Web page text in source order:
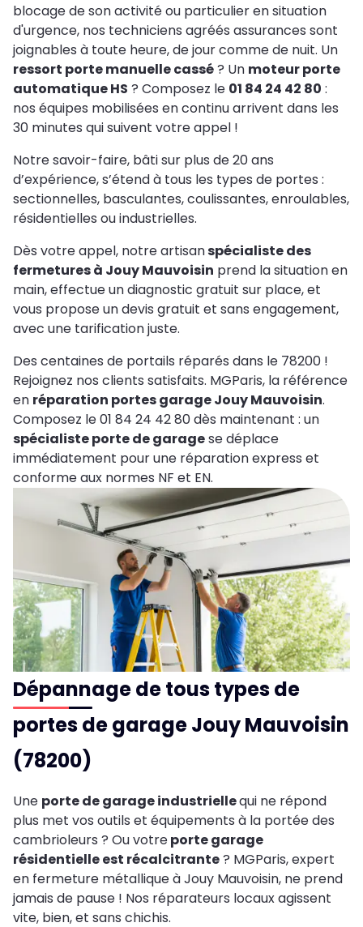
blocage de son activité ou particulier en situation
d'urgence, nos techniciens agréés assurances sont
joignables à toute heure, de jour comme de nuit. Un
ressort porte manuelle cassé? Un moteur porte
automatique HS ? Composez le 01 84 24 42 80 :
nos équipes mobilisées en continu arrivent dans les
30 minutes qui suivent votre appel !
Notre savoir-faire, bâti sur plus de 20 ans
d’expérience, s’étend à tous les types de portes :
sectionnelles, basculantes, coulissantes, enroulables,
résidentielles ou industrielles.
Dès votre appel, notre artisanspécialiste des
fermetures à Jouy Mauvoisin prend la situation en
main, effectue un diagnostic gratuit sur place, et
vous propose un devis gratuit et sans engagement,
avec une tarification juste.
Des centaines de portails réparés dans le 78200 !
Rejoignez nos clients satisfaits. MGParis, la référence
en réparation portes garage Jouy Mauvoisin.
Composez le 01 84 24 42 80 dès maintenant : un
spécialiste porte de garagese déplace
immédiatement pour une réparation express et
conforme aux normes NF et EN.
Dépannage de tous types de
portes de garage Jouy Mauvoisin
(78200)
Une porte de garage industriellequi ne répond
plus met vos outils et équipements à la portée des
cambrioleurs ? Ou votreporte garage
résidentielle est récalcitrante? MGParis, expert
en fermeture métallique à Jouy Mauvoisin, ne prend
jamais de pause ! Nos réparateurs locaux agissent
vite, bien, et sans chichis.